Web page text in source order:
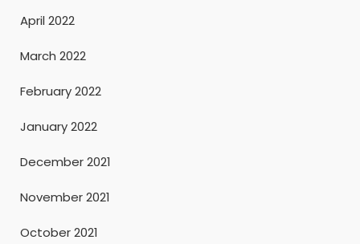
April 2022
March 2022
February 2022
January 2022
December 2021
November 2021
October 2021